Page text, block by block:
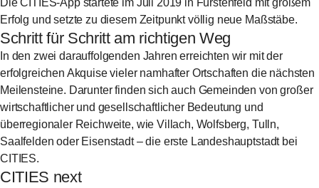
Die CITIES-App startete im Juli 2019 in Fürstenfeld mit großem
Erfolg und setzte zu diesem Zeitpunkt völlig neue Maßstäbe.
Schritt für Schritt am richtigen Weg
In den zwei darauffolgenden Jahren erreichten wir mit der
erfolgreichen Akquise vieler namhafter Ortschaften die nächsten
Meilensteine. Darunter finden sich auch Gemeinden von großer
wirtschaftlicher und gesellschaftlicher Bedeutung und
überregionaler Reichweite, wie Villach, Wolfsberg, Tulln,
Saalfelden oder Eisenstadt – die erste Landeshauptstadt bei
CITIES.
CITIES next